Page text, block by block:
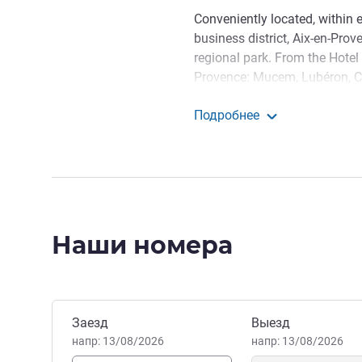
Conveniently located, within
business district, Aix-en-
regional park. From the
Provence: Mucem, Lubéron,
give you an unforgettable
Подробнее
Наши номера
Забронировать этот отель
Заезд
напр: 13/08/2026
Выезд
напр: 13/08/2026